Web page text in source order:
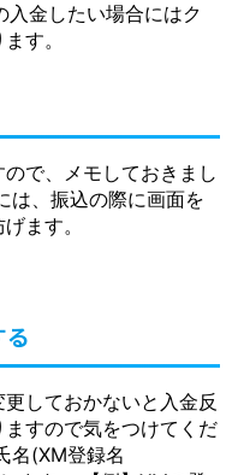
金したい場合にはク
す。
で、メモしておきまし
は、振込の際に画面を
ます。
しておかないと入金反
すので気をつけてくだ
名(XM登録名